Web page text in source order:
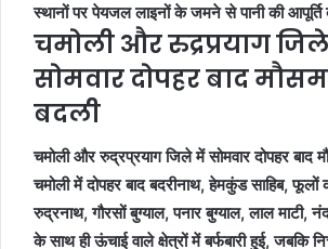
स्थानों पर पेयजल लाइनों के जमने से पानी की आपूर्ति
चमोली और रुद्रप्रयाग
सोमवार दोपहर बाद
बदली
चमोली और रुद्रप्रयाग जिले में सोमवार दोपहर बाद
चमोली में दोपहर बाद बदरीनाथ, हेमकुंड साहिब, फूलों
रुद्रनाथ, गौरसों बुग्याल, पनार बुग्याल, लाल माटी,
के साथ ही ऊंचाई वाले क्षेत्रों में बर्फबारी हुई, जबकि